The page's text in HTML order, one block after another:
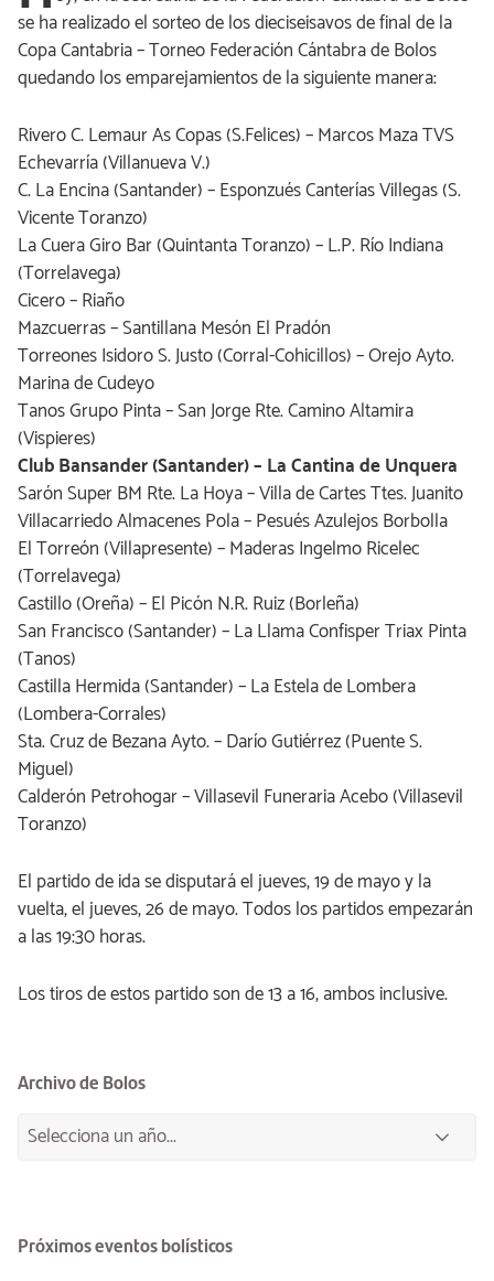
se ha realizado el sorteo de los dieciseisavos de final de la
Copa Cantabria – Torneo Federación Cántabra de Bolos
quedando los emparejamientos de la siguiente manera:
Rivero C. Lemaur As Copas (S.Felices) – Marcos Maza TVS
Echevarría (Villanueva V.)
C. La Encina (Santander) – Esponzués Canterías Villegas (S.
Vicente Toranzo)
La Cuera Giro Bar (Quintanta Toranzo) – L.P. Río Indiana
(Torrelavega)
Cicero – Riaño
Mazcuerras – Santillana Mesón El Pradón
Torreones Isidoro S. Justo (Corral-Cohicillos) – Orejo Ayto.
Marina de Cudeyo
Tanos Grupo Pinta – San Jorge Rte. Camino Altamira
(Vispieres)
Club Bansander (Santander) – La Cantina de Unquera
Sarón Super BM Rte. La Hoya – Villa de Cartes Ttes. Juanito
Villacarriedo Almacenes Pola – Pesués Azulejos Borbolla
El Torreón (Villapresente) – Maderas Ingelmo Ricelec
(Torrelavega)
Castillo (Oreña) – El Picón N.R. Ruiz (Borleña)
San Francisco (Santander) – La Llama Confisper Triax Pinta
(Tanos)
Castilla Hermida (Santander) – La Estela de Lombera
(Lombera-Corrales)
Sta. Cruz de Bezana Ayto. – Darío Gutiérrez (Puente S.
Miguel)
Calderón Petrohogar – Villasevil Funeraria Acebo (Villasevil
Toranzo)
El partido de ida se disputará el jueves, 19 de mayo y la
vuelta, el jueves, 26 de mayo. Todos los partidos empezarán
a las 19:30 horas.
Los tiros de estos partido son de 13 a 16, ambos inclusive.
Archivo de Bolos
Próximos eventos bolísticos